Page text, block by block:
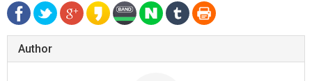
Author